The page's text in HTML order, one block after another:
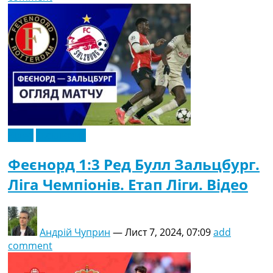
Феєнорд 1:3 Ред Булл Зальцбург.
Ліга Чемпіонів. Етап Ліги. Відео
Андрій Чуприн —Лист 7, 2024, 07:09add
comment